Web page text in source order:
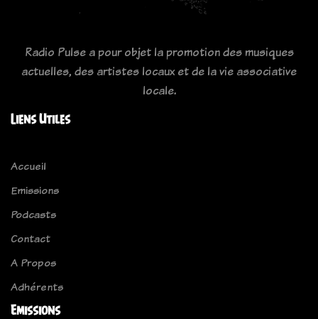
Radio Pulse a pour objet la promotion des musiques
actuelles, des artistes locaux et de la vie associative
locale.
Liens Utiles
Accueil
Emissions
Podcasts
Contact
A Propos
Adhérents
Emissions